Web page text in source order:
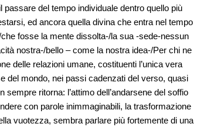
del tempo individuale dentro quello più
ed ancora quella divina che entra nel tempo
fosse la mente dissolta-/la sua -sede-nessun
nostra-/bello – come la nostra idea-/Per chi ne
delle relazioni umane, costituenti l’unica vera
del mondo, nei passi cadenzati del verso, quasi
ritorna: l’attimo dell’andarsene del soffio
con parole inimmaginabili, la trasformazione
vuotezza, sembra parlare più fortemente di una